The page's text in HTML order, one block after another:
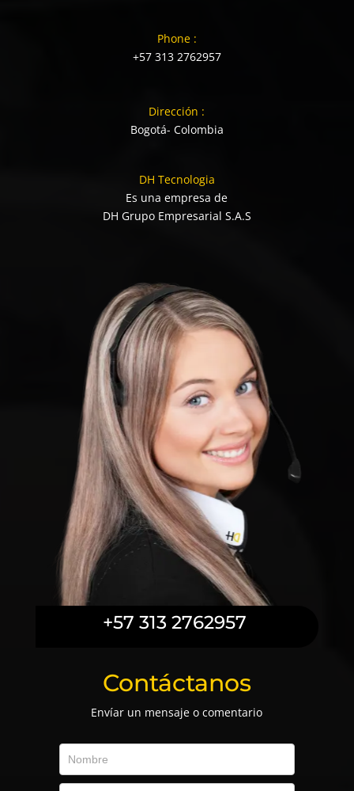
Phone :
+57 313 2762957
Dirección :
Bogotá- Colombia
DH Tecnologia
Es una empresa de
DH Grupo Empresarial S.A.S
+57 313 2762957
Contáctanos
Envíar un mensaje o comentario